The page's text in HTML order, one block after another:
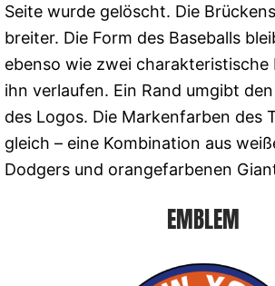
Seite wurde gelöscht. Die
breiter. Die Form des Baseballs
ebenso wie zwei charakteristische
ihn verlaufen. Ein Rand umgibt
des Logos. Die Markenfarben des
gleich – eine Kombination aus
Dodgers und orangefarbenen
EMBLEM